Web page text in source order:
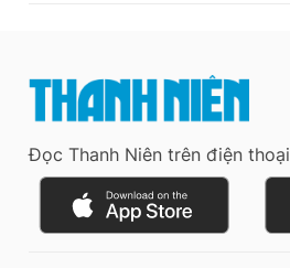
Đọc Thanh Niên trên điện thoại